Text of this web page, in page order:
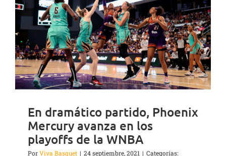
En dramático partido, Phoenix
Mercury avanza en los
playoffs de la WNBA
PorViva Basquet | 24 septiembre, 2021 | Categorías: